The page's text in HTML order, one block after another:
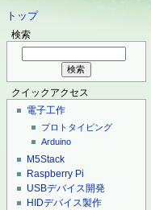
トップ
検索
クイックアクセス
電子工作
プロトタイピング
Arduino
M5Stack
Raspberry Pi
USBデバイス開発
HIDデバイス製作